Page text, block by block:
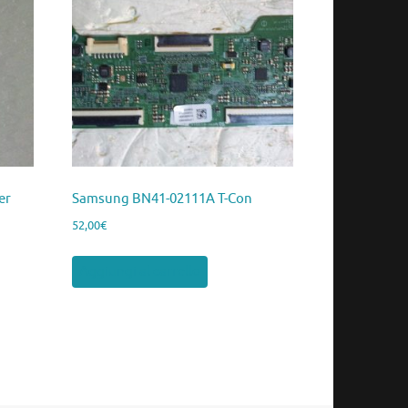
Samsung BN41-02111A T-Con
52,00€